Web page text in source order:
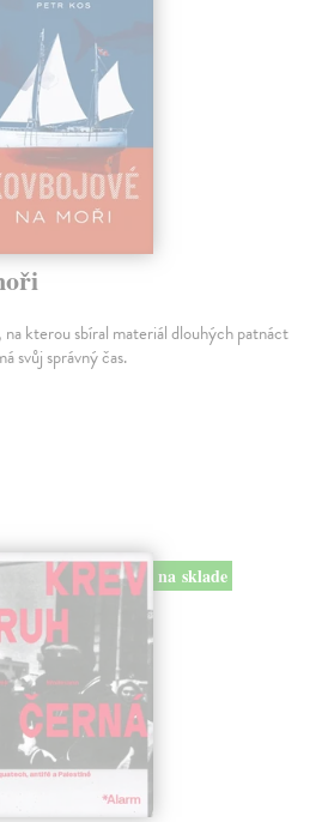
kterou sbíral materiál dlouhých patnáct
svůj správný čas.
na sklade